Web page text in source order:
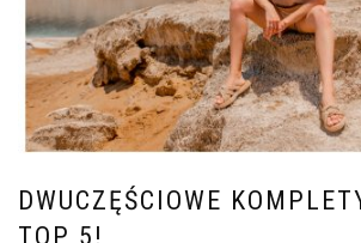
DWUCZĘŚCIOWE
TOP 5!